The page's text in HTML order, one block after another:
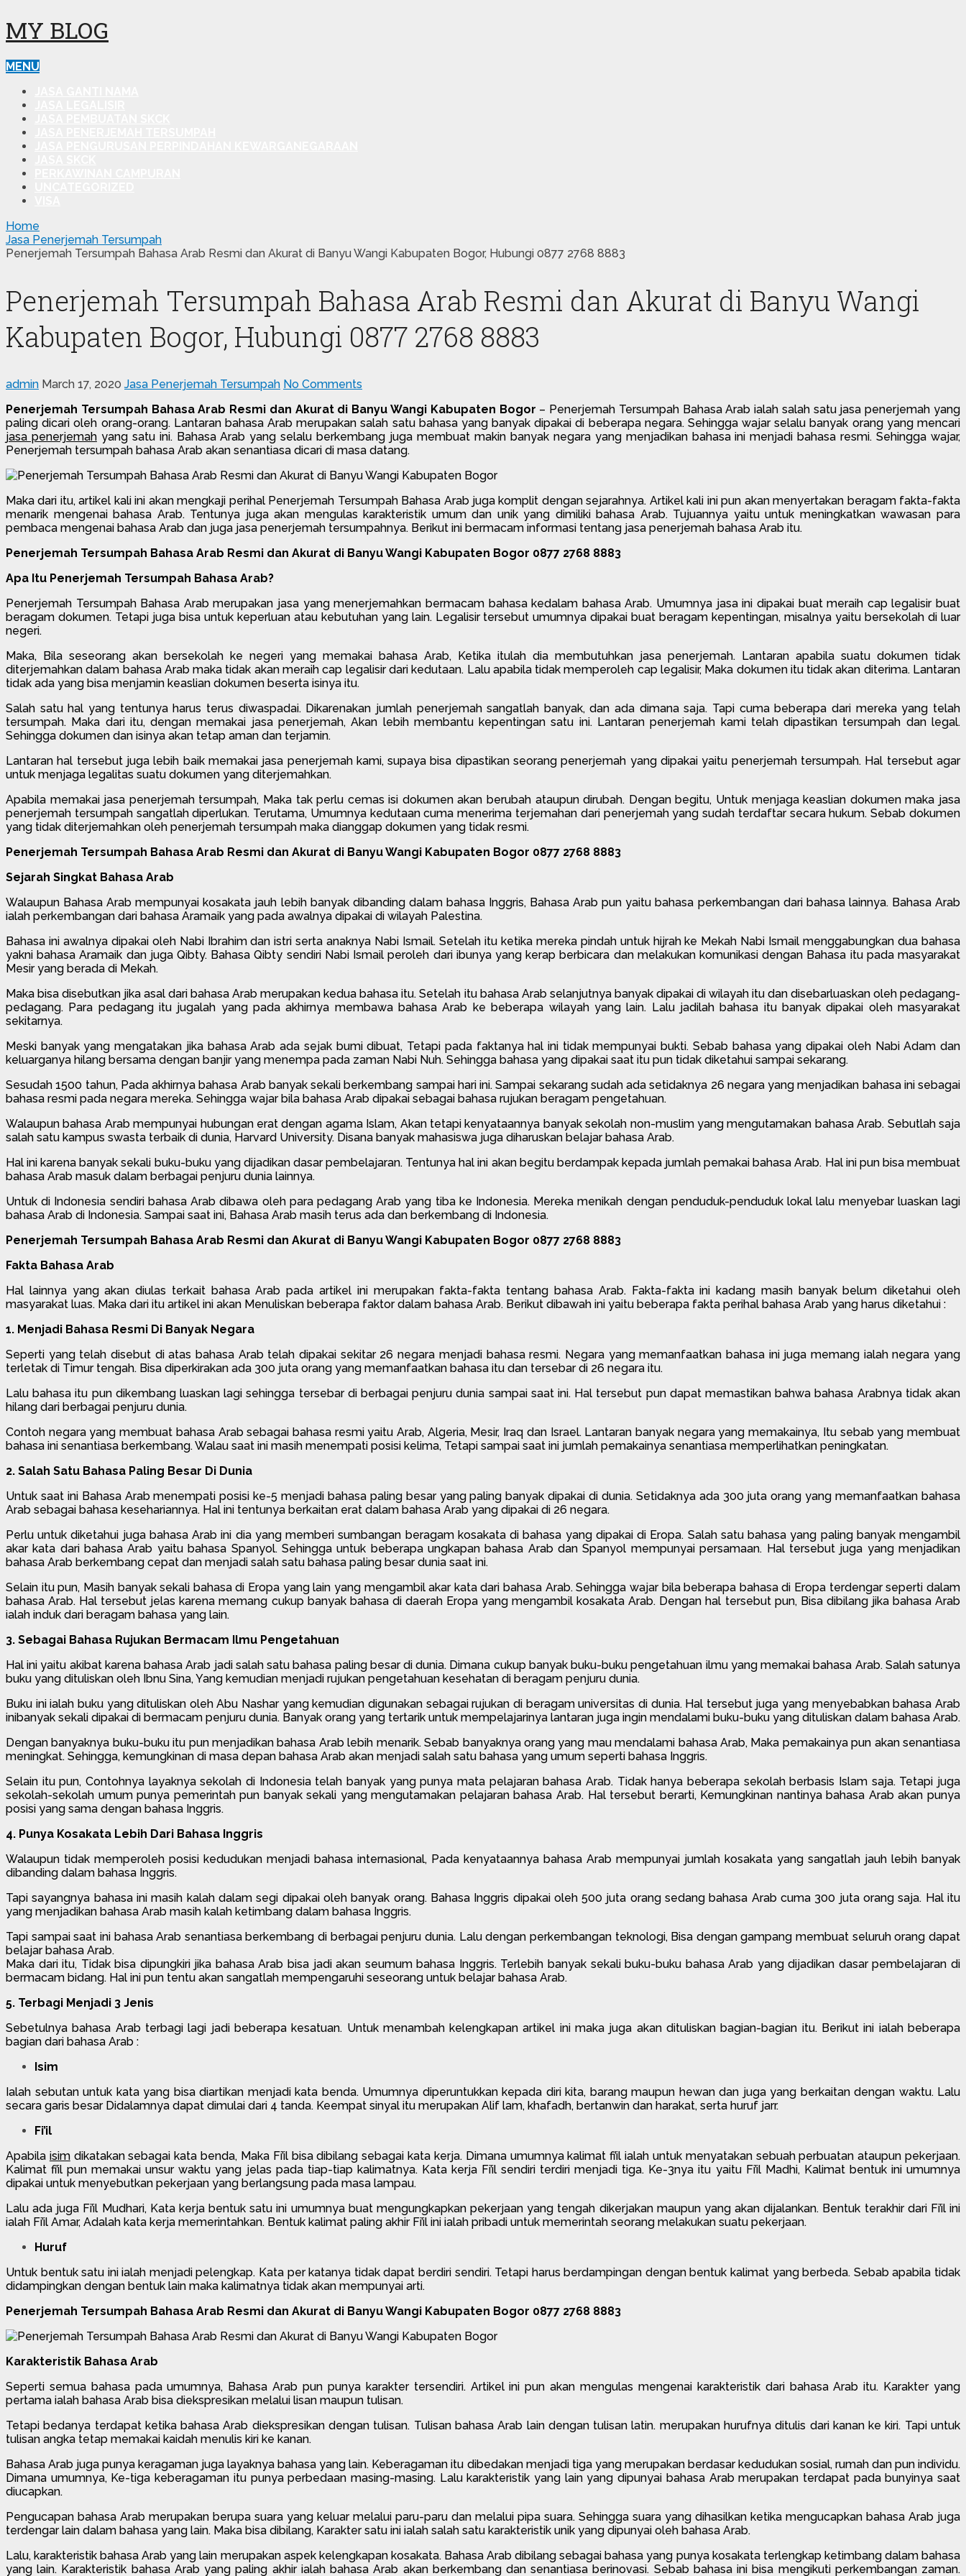
MY BLOG
MENU
Home
Jasa Penerjemah Tersumpah
Penerjemah Tersumpah Bahasa Arab Resmi dan Akurat di Banyu Wangi Kabupaten Bogor, Hubungi 0877 2768 8883
Penerjemah Tersumpah Bahasa Arab Resmi dan Akurat di Banyu Wangi
Kabupaten Bogor, Hubungi 0877 2768 8883
admin March 17, 2020 Jasa Penerjemah Tersumpah No Comments
Penerjemah Tersumpah Bahasa Arab Resmi dan Akurat di Banyu Wangi Kabupaten Bogor – Penerjemah Tersumpah Bahasa Arab ialah salah satu jasa penerjemah yang
paling dicari oleh orang-orang. Lantaran bahasa Arab merupakan salah satu bahasa yang banyak dipakai di beberapa negara. Sehingga wajar selalu banyak orang yang mencari
jasa penerjemahyang satu ini. Bahasa Arab yang selalu berkembang juga membuat makin banyak negara yang menjadikan bahasa ini menjadi bahasa resmi. Sehingga wajar,
Penerjemah tersumpah bahasa Arab akan senantiasa dicari di masa datang.
Maka dari itu, artikel kali ini akan mengkaji perihal Penerjemah Tersumpah Bahasa Arab juga komplit dengan sejarahnya. Artikel kali ini pun akan menyertakan beragam fakta-fakta
menarik mengenai bahasa Arab. Tentunya juga akan mengulas karakteristik umum dan unik yang dimiliki bahasa Arab. Tujuannya yaitu untuk meningkatkan wawasan para
pembaca mengenai bahasa Arab dan juga jasa penerjemah tersumpahnya. Berikut ini bermacam informasi tentang jasa penerjemah bahasa Arab itu.
Penerjemah Tersumpah Bahasa Arab Resmi dan Akurat di Banyu Wangi Kabupaten Bogor 0877 2768 8883
Apa Itu Penerjemah Tersumpah Bahasa Arab?
Penerjemah Tersumpah Bahasa Arab merupakan jasa yang menerjemahkan bermacam bahasa kedalam bahasa Arab. Umumnya jasa ini dipakai buat meraih cap legalisir buat
beragam dokumen. Tetapi juga bisa untuk keperluan atau kebutuhan yang lain. Legalisir tersebut umumnya dipakai buat beragam kepentingan, misalnya yaitu bersekolah di luar
negeri.
Maka, Bila seseorang akan bersekolah ke negeri yang memakai bahasa Arab, Ketika itulah dia membutuhkan jasa penerjemah. Lantaran apabila suatu dokumen tidak
diterjemahkan dalam bahasa Arab maka tidak akan meraih cap legalisir dari kedutaan. Lalu apabila tidak memperoleh cap legalisir, Maka dokumen itu tidak akan diterima. Lantaran
tidak ada yang bisa menjamin keaslian dokumen beserta isinya itu.
Salah satu hal yang tentunya harus terus diwaspadai. Dikarenakan jumlah penerjemah sangatlah banyak, dan ada dimana saja. Tapi cuma beberapa dari mereka yang telah
tersumpah. Maka dari itu, dengan memakai jasa penerjemah, Akan lebih membantu kepentingan satu ini. Lantaran penerjemah kami telah dipastikan tersumpah dan legal.
Sehingga dokumen dan isinya akan tetap aman dan terjamin.
Lantaran hal tersebut juga lebih baik memakai jasa penerjemah kami, supaya bisa dipastikan seorang penerjemah yang dipakai yaitu penerjemah tersumpah. Hal tersebut agar
untuk menjaga legalitas suatu dokumen yang diterjemahkan.
Apabila memakai jasa penerjemah tersumpah, Maka tak perlu cemas isi dokumen akan berubah ataupun dirubah. Dengan begitu, Untuk menjaga keaslian dokumen maka jasa
penerjemah tersumpah sangatlah diperlukan. Terutama, Umumnya kedutaan cuma menerima terjemahan dari penerjemah yang sudah terdaftar secara hukum. Sebab dokumen
yang tidak diterjemahkan oleh penerjemah tersumpah maka dianggap dokumen yang tidak resmi.
Penerjemah Tersumpah Bahasa Arab Resmi dan Akurat di Banyu Wangi Kabupaten Bogor 0877 2768 8883
Sejarah Singkat Bahasa Arab
Walaupun Bahasa Arab mempunyai kosakata jauh lebih banyak dibanding dalam bahasa Inggris, Bahasa Arab pun yaitu bahasa perkembangan dari bahasa lainnya. Bahasa Arab
ialah perkembangan dari bahasa Aramaik yang pada awalnya dipakai di wilayah Palestina.
Bahasa ini awalnya dipakai oleh Nabi Ibrahim dan istri serta anaknya Nabi Ismail. Setelah itu ketika mereka pindah untuk hijrah ke Mekah Nabi Ismail menggabungkan dua bahasa
yakni bahasa Aramaik dan juga Qibty. Bahasa Qibty sendiri Nabi Ismail peroleh dari ibunya yang kerap berbicara dan melakukan komunikasi dengan Bahasa itu pada masyarakat
Mesir yang berada di Mekah.
Maka bisa disebutkan jika asal dari bahasa Arab merupakan kedua bahasa itu. Setelah itu bahasa Arab selanjutnya banyak dipakai di wilayah itu dan disebarluaskan oleh pedagang-
pedagang. Para pedagang itu jugalah yang pada akhirnya membawa bahasa Arab ke beberapa wilayah yang lain. Lalu jadilah bahasa itu banyak dipakai oleh masyarakat
sekitarnya.
Meski banyak yang mengatakan jika bahasa Arab ada sejak bumi dibuat, Tetapi pada faktanya hal ini tidak mempunyai bukti. Sebab bahasa yang dipakai oleh Nabi Adam dan
keluarganya hilang bersama dengan banjir yang menempa pada zaman Nabi Nuh. Sehingga bahasa yang dipakai saat itu pun tidak diketahui sampai sekarang.
Sesudah 1500 tahun, Pada akhirnya bahasa Arab banyak sekali berkembang sampai hari ini. Sampai sekarang sudah ada setidaknya 26 negara yang menjadikan bahasa ini sebagai
bahasa resmi pada negara mereka. Sehingga wajar bila bahasa Arab dipakai sebagai bahasa rujukan beragam pengetahuan.
Walaupun bahasa Arab mempunyai hubungan erat dengan agama Islam, Akan tetapi kenyataannya banyak sekolah non-muslim yang mengutamakan bahasa Arab. Sebutlah saja
salah satu kampus swasta terbaik di dunia, Harvard University. Disana banyak mahasiswa juga diharuskan belajar bahasa Arab.
Hal ini karena banyak sekali buku-buku yang dijadikan dasar pembelajaran. Tentunya hal ini akan begitu berdampak kepada jumlah pemakai bahasa Arab. Hal ini pun bisa membuat
bahasa Arab masuk dalam berbagai penjuru dunia lainnya.
Untuk di Indonesia sendiri bahasa Arab dibawa oleh para pedagang Arab yang tiba ke Indonesia. Mereka menikah dengan penduduk-penduduk lokal lalu menyebar luaskan lagi
bahasa Arab di Indonesia. Sampai saat ini, Bahasa Arab masih terus ada dan berkembang di Indonesia.
Penerjemah Tersumpah Bahasa Arab Resmi dan Akurat di Banyu Wangi Kabupaten Bogor 0877 2768 8883
Fakta Bahasa Arab
Hal lainnya yang akan diulas terkait bahasa Arab pada artikel ini merupakan fakta-fakta tentang bahasa Arab. Fakta-fakta ini kadang masih banyak belum diketahui oleh
masyarakat luas. Maka dari itu artikel ini akan Menuliskan beberapa faktor dalam bahasa Arab. Berikut dibawah ini yaitu beberapa fakta perihal bahasa Arab yang harus diketahui :
1. Menjadi Bahasa Resmi Di Banyak Negara
Seperti yang telah disebut di atas bahasa Arab telah dipakai sekitar 26 negara menjadi bahasa resmi. Negara yang memanfaatkan bahasa ini juga memang ialah negara yang
terletak di Timur tengah. Bisa diperkirakan ada 300 juta orang yang memanfaatkan bahasa itu dan tersebar di 26 negara itu.
Lalu bahasa itu pun dikembang luaskan lagi sehingga tersebar di berbagai penjuru dunia sampai saat ini. Hal tersebut pun dapat memastikan bahwa bahasa Arabnya tidak akan
hilang dari berbagai penjuru dunia.
Contoh negara yang membuat bahasa Arab sebagai bahasa resmi yaitu Arab, Algeria, Mesir, Iraq dan Israel. Lantaran banyak negara yang memakainya, Itu sebab yang membuat
bahasa ini senantiasa berkembang. Walau saat ini masih menempati posisi kelima, Tetapi sampai saat ini jumlah pemakainya senantiasa memperlihatkan peningkatan.
2. Salah Satu Bahasa Paling Besar Di Dunia
Untuk saat ini Bahasa Arab menempati posisi ke-5 menjadi bahasa paling besar yang paling banyak dipakai di dunia. Setidaknya ada 300 juta orang yang memanfaatkan bahasa
Arab sebagai bahasa kesehariannya. Hal ini tentunya berkaitan erat dalam bahasa Arab yang dipakai di 26 negara.
Perlu untuk diketahui juga bahasa Arab ini dia yang memberi sumbangan beragam kosakata di bahasa yang dipakai di Eropa. Salah satu bahasa yang paling banyak mengambil
akar kata dari bahasa Arab yaitu bahasa Spanyol. Sehingga untuk beberapa ungkapan bahasa Arab dan Spanyol mempunyai persamaan. Hal tersebut juga yang menjadikan
bahasa Arab berkembang cepat dan menjadi salah satu bahasa paling besar dunia saat ini.
Selain itu pun, Masih banyak sekali bahasa di Eropa yang lain yang mengambil akar kata dari bahasa Arab. Sehingga wajar bila beberapa bahasa di Eropa terdengar seperti dalam
bahasa Arab. Hal tersebut jelas karena memang cukup banyak bahasa di daerah Eropa yang mengambil kosakata Arab. Dengan hal tersebut pun, Bisa dibilang jika bahasa Arab
ialah induk dari beragam bahasa yang lain.
3. Sebagai Bahasa Rujukan Bermacam Ilmu Pengetahuan
Hal ini yaitu akibat karena bahasa Arab jadi salah satu bahasa paling besar di dunia. Dimana cukup banyak buku-buku pengetahuan ilmu yang memakai bahasa Arab. Salah satunya
buku yang dituliskan oleh Ibnu Sina, Yang kemudian menjadi rujukan pengetahuan kesehatan di beragam penjuru dunia.
Buku ini ialah buku yang dituliskan oleh Abu Nashar yang kemudian digunakan sebagai rujukan di beragam universitas di dunia. Hal tersebut juga yang menyebabkan bahasa Arab
inibanyak sekali dipakai di bermacam penjuru dunia. Banyak orang yang tertarik untuk mempelajarinya lantaran juga ingin mendalami buku-buku yang dituliskan dalam bahasa Arab.
Dengan banyaknya buku-buku itu pun menjadikan bahasa Arab lebih menarik. Sebab banyaknya orang yang mau mendalami bahasa Arab, Maka pemakainya pun akan senantiasa
meningkat. Sehingga, kemungkinan di masa depan bahasa Arab akan menjadi salah satu bahasa yang umum seperti bahasa Inggris.
Selain itu pun, Contohnya layaknya sekolah di Indonesia telah banyak yang punya mata pelajaran bahasa Arab. Tidak hanya beberapa sekolah berbasis Islam saja. Tetapi juga
sekolah-sekolah umum punya pemerintah pun banyak sekali yang mengutamakan pelajaran bahasa Arab. Hal tersebut berarti, Kemungkinan nantinya bahasa Arab akan punya
posisi yang sama dengan bahasa Inggris.
4. Punya Kosakata Lebih Dari Bahasa Inggris
Walaupun tidak memperoleh posisi kedudukan menjadi bahasa internasional, Pada kenyataannya bahasa Arab mempunyai jumlah kosakata yang sangatlah jauh lebih banyak
dibanding dalam bahasa Inggris.
Tapi sayangnya bahasa ini masih kalah dalam segi dipakai oleh banyak orang. Bahasa Inggris dipakai oleh 500 juta orang sedang bahasa Arab cuma 300 juta orang saja. Hal itu
yang menjadikan bahasa Arab masih kalah ketimbang dalam bahasa Inggris.
Tapi sampai saat ini bahasa Arab senantiasa berkembang di berbagai penjuru dunia. Lalu dengan perkembangan teknologi, Bisa dengan gampang membuat seluruh orang dapat
belajar bahasa Arab.
Maka dari itu, Tidak bisa dipungkiri jika bahasa Arab bisa jadi akan seumum bahasa Inggris. Terlebih banyak sekali buku-buku bahasa Arab yang dijadikan dasar pembelajaran di
bermacam bidang. Hal ini pun tentu akan sangatlah mempengaruhi seseorang untuk belajar bahasa Arab.
5. Terbagi Menjadi 3 Jenis
Sebetulnya bahasa Arab terbagi lagi jadi beberapa kesatuan. Untuk menambah kelengkapan artikel ini maka juga akan dituliskan bagian-bagian itu. Berikut ini ialah beberapa
bagian dari bahasa Arab :
Isim
Ialah sebutan untuk kata yang bisa diartikan menjadi kata benda. Umumnya diperuntukkan kepada diri kita, barang maupun hewan dan juga yang berkaitan dengan waktu. Lalu
secara garis besar Didalamnya dapat dimulai dari 4 tanda. Keempat sinyal itu merupakan Alif lam, khafadh, bertanwin dan harakat, serta huruf jarr.
Fi’il
Apabila isimdikatakan sebagai kata benda, Maka Fi’il bisa dibilang sebagai kata kerja. Dimana umumnya kalimat fi’il ialah untuk menyatakan sebuah perbuatan ataupun pekerjaan.
Kalimat fi’il pun memakai unsur waktu yang jelas pada tiap-tiap kalimatnya. Kata kerja Fi’il sendiri terdiri menjadi tiga. Ke-3nya itu yaitu Fi’il Madhi, Kalimat bentuk ini umumnya
dipakai untuk menyebutkan pekerjaan yang berlangsung pada masa lampau.
Lalu ada juga Fi’il Mudhari, Kata kerja bentuk satu ini umumnya buat mengungkapkan pekerjaan yang tengah dikerjakan maupun yang akan dijalankan. Bentuk terakhir dari Fi’il ini
ialah Fi’il Amar, Adalah kata kerja memerintahkan. Bentuk kalimat paling akhir Fi’il ini ialah pribadi untuk memerintah seorang melakukan suatu pekerjaan.
Huruf
Untuk bentuk satu ini ialah menjadi pelengkap. Kata per katanya tidak dapat berdiri sendiri. Tetapi harus berdampingan dengan bentuk kalimat yang berbeda. Sebab apabila tidak
didampingkan dengan bentuk lain maka kalimatnya tidak akan mempunyai arti.
Penerjemah Tersumpah Bahasa Arab Resmi dan Akurat di Banyu Wangi Kabupaten Bogor 0877 2768 8883
Karakteristik Bahasa Arab
Seperti semua bahasa pada umumnya, Bahasa Arab pun punya karakter tersendiri. Artikel ini pun akan mengulas mengenai karakteristik dari bahasa Arab itu. Karakter yang
pertama ialah bahasa Arab bisa diekspresikan melalui lisan maupun tulisan.
Tetapi bedanya terdapat ketika bahasa Arab diekspresikan dengan tulisan. Tulisan bahasa Arab lain dengan tulisan latin. merupakan hurufnya ditulis dari kanan ke kiri. Tapi untuk
tulisan angka tetap memakai kaidah menulis kiri ke kanan.
Bahasa Arab juga punya keragaman juga layaknya bahasa yang lain. Keberagaman itu dibedakan menjadi tiga yang merupakan berdasar kedudukan sosial, rumah dan pun individu.
Dimana umumnya, Ke-tiga keberagaman itu punya perbedaan masing-masing. Lalu karakteristik yang lain yang dipunyai bahasa Arab merupakan terdapat pada bunyinya saat
diucapkan.
Pengucapan bahasa Arab merupakan berupa suara yang keluar melalui paru-paru dan melalui pipa suara. Sehingga suara yang dihasilkan ketika mengucapkan bahasa Arab juga
terdengar lain dalam bahasa yang lain. Maka bisa dibilang, Karakter satu ini ialah salah satu karakteristik unik yang dipunyai oleh bahasa Arab.
Lalu, karakteristik bahasa Arab yang lain merupakan aspek kelengkapan kosakata. Bahasa Arab dibilang sebagai bahasa yang punya kosakata terlengkap ketimbang dalam bahasa
yang lain. Karakteristik bahasa Arab yang paling akhir ialah bahasa Arab akan berkembang dan senantiasa berinovasi. Sebab bahasa ini bisa mengikuti perkembangan zaman.